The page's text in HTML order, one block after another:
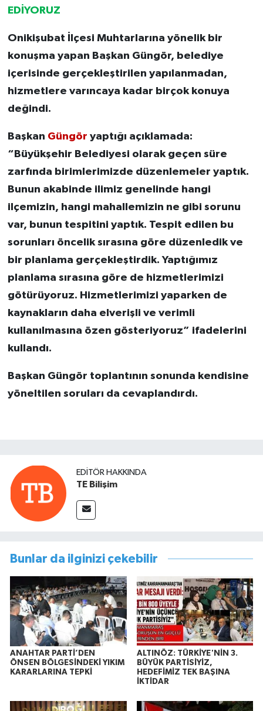
EDİYORUZ
Onikişubat İlçesi Muhtarlarına yönelik bir
konuşma yapan Başkan Güngör, belediye
içerisinde gerçekleştirilen yapılanmadan,
hizmetlere varıncaya kadar birçok konuya
değindi.
Başkan Güngör yaptığı açıklamada:
“Büyükşehir Belediyesi olarak geçen süre
zarfında birimlerimizde düzenlemeler yaptık.
Bunun akabinde ilimiz genelinde hangi
ilçemizin, hangi mahallemizin ne gibi sorunu
var, bunun tespitini yaptık. Tespit edilen bu
sorunları öncelik sırasına göre düzenledik ve
bir planlama gerçekleştirdik. Yaptığımız
planlama sırasına göre de hizmetlerimizi
götürüyoruz. Hizmetlerimizi yaparken de
kaynakların daha elverişli ve verimli
kullanılmasına özen gösteriyoruz” ifadelerini
kullandı.
Başkan Güngör toplantının sonunda kendisine
yöneltilen soruları da cevaplandırdı.
EDITÖR HAKKINDA
TE Bilişim
Bunlar da ilginizi çekebilir
ANAHTAR PARTİ’DEN
ÖNSEN BÖLGESİNDEKİ YIKIM
KARARLARINA TEPKİ
ALTINÖZ: TÜRKİYE'NİN 3.
BÜYÜK PARTİSİYİZ,
HEDEFİMİZ TEK BAŞINA
İKTİDAR